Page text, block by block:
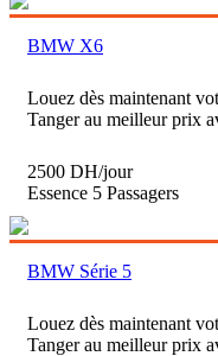
BMW X6
Louez dès maintenant
Tanger au meilleur prix
2500 DH/jour
Essence 5 Passagers
BMW Série 5
Louez dès maintenant
Tanger au meilleur prix